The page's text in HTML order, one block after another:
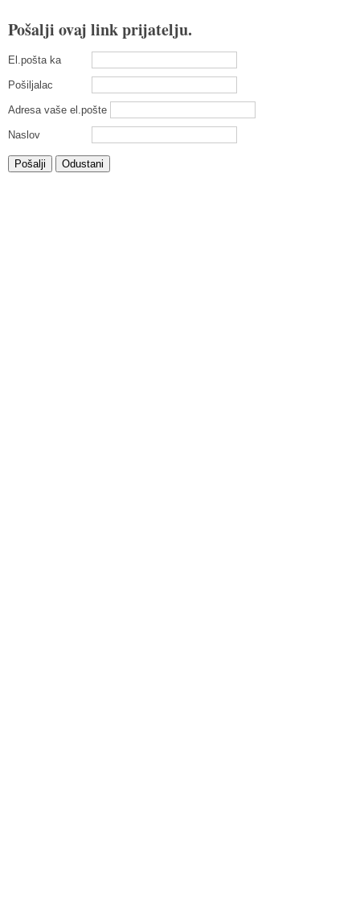
Pošalji ovaj link prijatelju.
El.pošta ka
Pošiljalac
Adresa vaše el.pošte
Naslov
Pošalji Odustani